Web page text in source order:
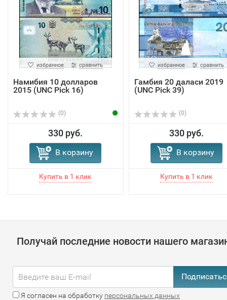
избранное сравнить
Намибия 10 долларов
2015 (UNC Pick 16)
(0)
330 руб.
В корзину
избранное сравнить
Гамбия 20 даласи 2019
(UNC Pick 39)
(0)
330 руб.
В корзину
Получай последние новости нашего
Я согласен на обработку персональных данных